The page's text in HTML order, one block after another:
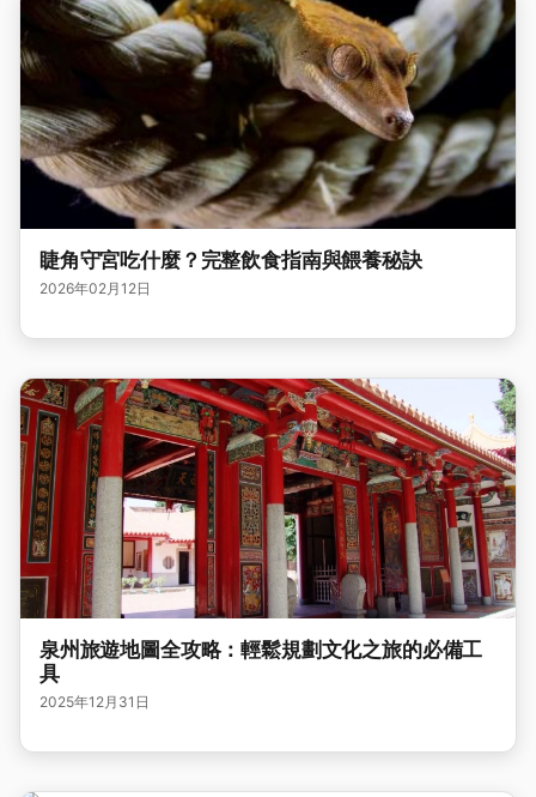
睫角守宮吃什麼？完整飲食指南與餵養秘訣
2026年02月12日
泉州旅遊地圖全攻略：輕鬆規劃文化之旅的必備工
具
2025年12月31日